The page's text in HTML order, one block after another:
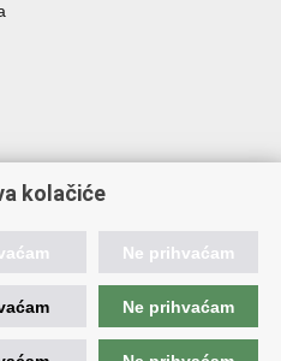
kolačiće
Ne prihvaćam
Ne prihvaćam